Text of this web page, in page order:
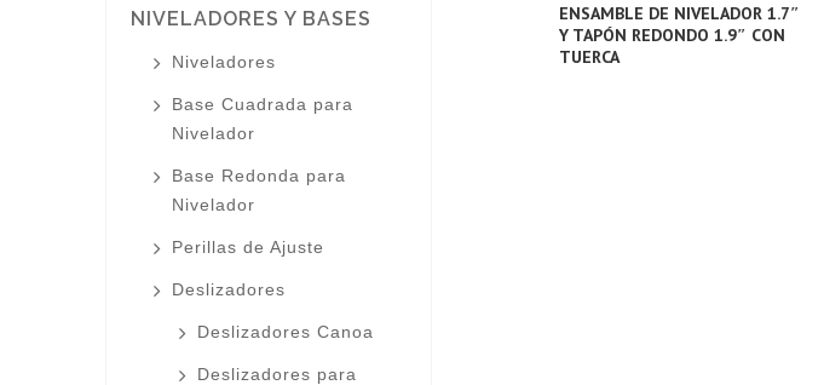
NIVELADORES Y BASES
Niveladores
Base Cuadrada para
Nivelador
Base Redonda para
Nivelador
Perillas de Ajuste
Deslizadores
Deslizadores Canoa
Deslizadores para
ENSAMBLE DE NIVELADOR 1.7″
Y TAPÓN REDONDO 1.9″ CON
TUERCA